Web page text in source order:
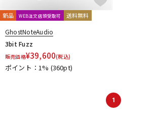
アンプ
DJ機器
新品 WEB注文店頭受取可 送料無料
GhostNoteAudio
3bit Fuzz
販売価格¥39,600(税込)
ポイント：1% (360pt)
1